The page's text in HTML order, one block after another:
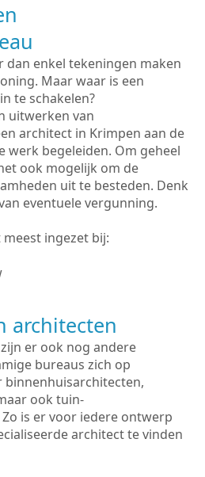
dan enkel tekeningen maken
Maar waar is een
te schakelen?
uitwerken van
architect in Krimpen aan de
werk begeleiden. Om geheel
ook mogelijk om de
uit te besteden. Denk
eventuele vergunning.
ingezet bij:
architecten
er ook nog andere
bureaus zich op
binnenhuisarchitecten,
ook tuin-
is er voor iedere ontwerp
architect te vinden